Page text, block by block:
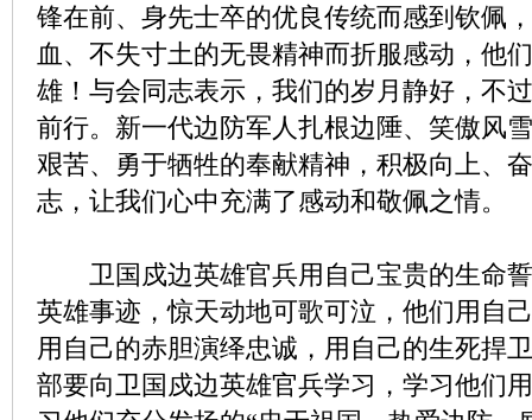
锋在前、身先士卒的优良传统而感到钦佩
血、不失寸土的无畏精神而折服感动，他
雄！与会同志表示，我们的岁月静好，不
前行。新一代边防军人扎根边陲、笑傲风
艰苦、勇于牺牲的奉献精神，积极向上、
志，让我们心中充满了感动和敬佩之情。
卫国戍边英雄官兵用自己宝贵的生命誓
英雄事迹，惊天动地可歌可泣，他们用自
用自己的赤胆演绎忠诚，用自己的生死捍
部要向卫国戍边英雄官兵学习，学习他们